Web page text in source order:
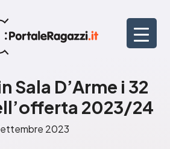
Sala D’Arme i 32
2023/24
2023